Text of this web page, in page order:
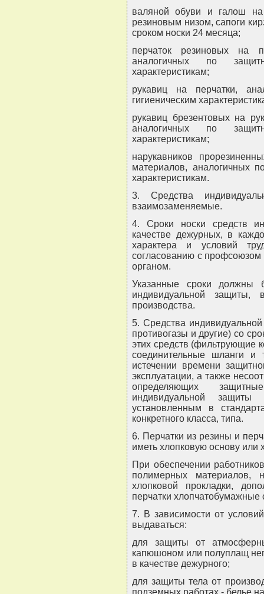
валяной обуви и галош
резиновым низом, сапоги
сроком носки 24 месяца;
перчаток резиновых на
аналогичных по
характеристикам;
рукавиц на перчатки,
гигиеническим
рукавиц брезентовых на
аналогичных по
характеристикам;
нарукавников
материалов, аналогичных
характеристикам.
3. Средства
взаимозаменяемые.
4. Сроки носки средств
качестве дежурных, в
характера и условий
согласованию с
органом.
Указанные сроки должны
индивидуальной защиты,
производства.
5. Средства
противогазы и другие) со
этих средств (фильтрующие
соединительные шланги
истечении времени
эксплуатации, а также
определяющих
индивидуальной
установленным в
конкретного класса, типа.
6. Перчатки из резины и
иметь хлопковую основу или
При обеспечении
полимерных
хлопковой прокладки,
перчатки хлопчатобумажные
7. В зависимости от
выдаваться:
для защиты от
капюшоном или полуплащ
в качестве дежурного;
для защиты тела от